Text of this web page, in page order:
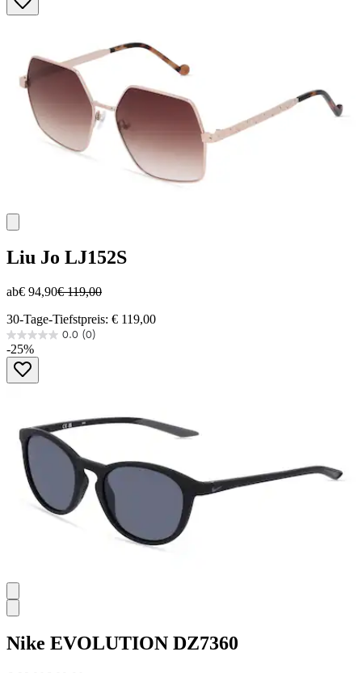
Sternen.
Liu Jo LJ152S
ab€ 94,90€ 119,00
30-Tage-Tiefstpreis: € 119,00
0.0 (0)
0.0
von
Sternen.
-25%
Nike EVOLUTION DZ7360